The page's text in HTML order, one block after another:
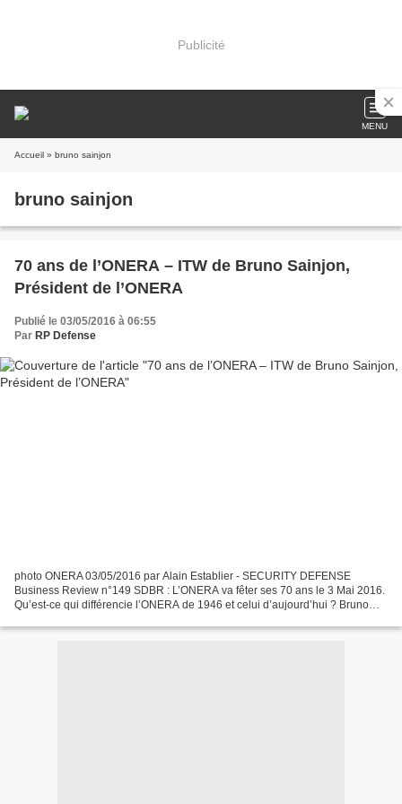
Publicité
MENU
Accueil » bruno sainjon
bruno sainjon
70 ans de l’ONERA – ITW de Bruno Sainjon,
Président de l’ONERA
Publié le 03/05/2016 à 06:55
Par RP Defense
photo ONERA 03/05/2016 par Alain Establier - SECURITY DEFENSE
Business Review n°149 SDBR : L’ONERA va fêter ses 70 ans le 3 Mai 2016.
Qu’est-ce qui différencie l’ONERA de 1946 et celui d’aujourd’hui ? Bruno